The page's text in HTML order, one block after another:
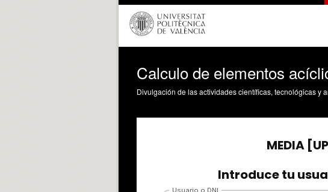
Calculo de elementos
Divulgación de las actividades científicas, tecnológicas y